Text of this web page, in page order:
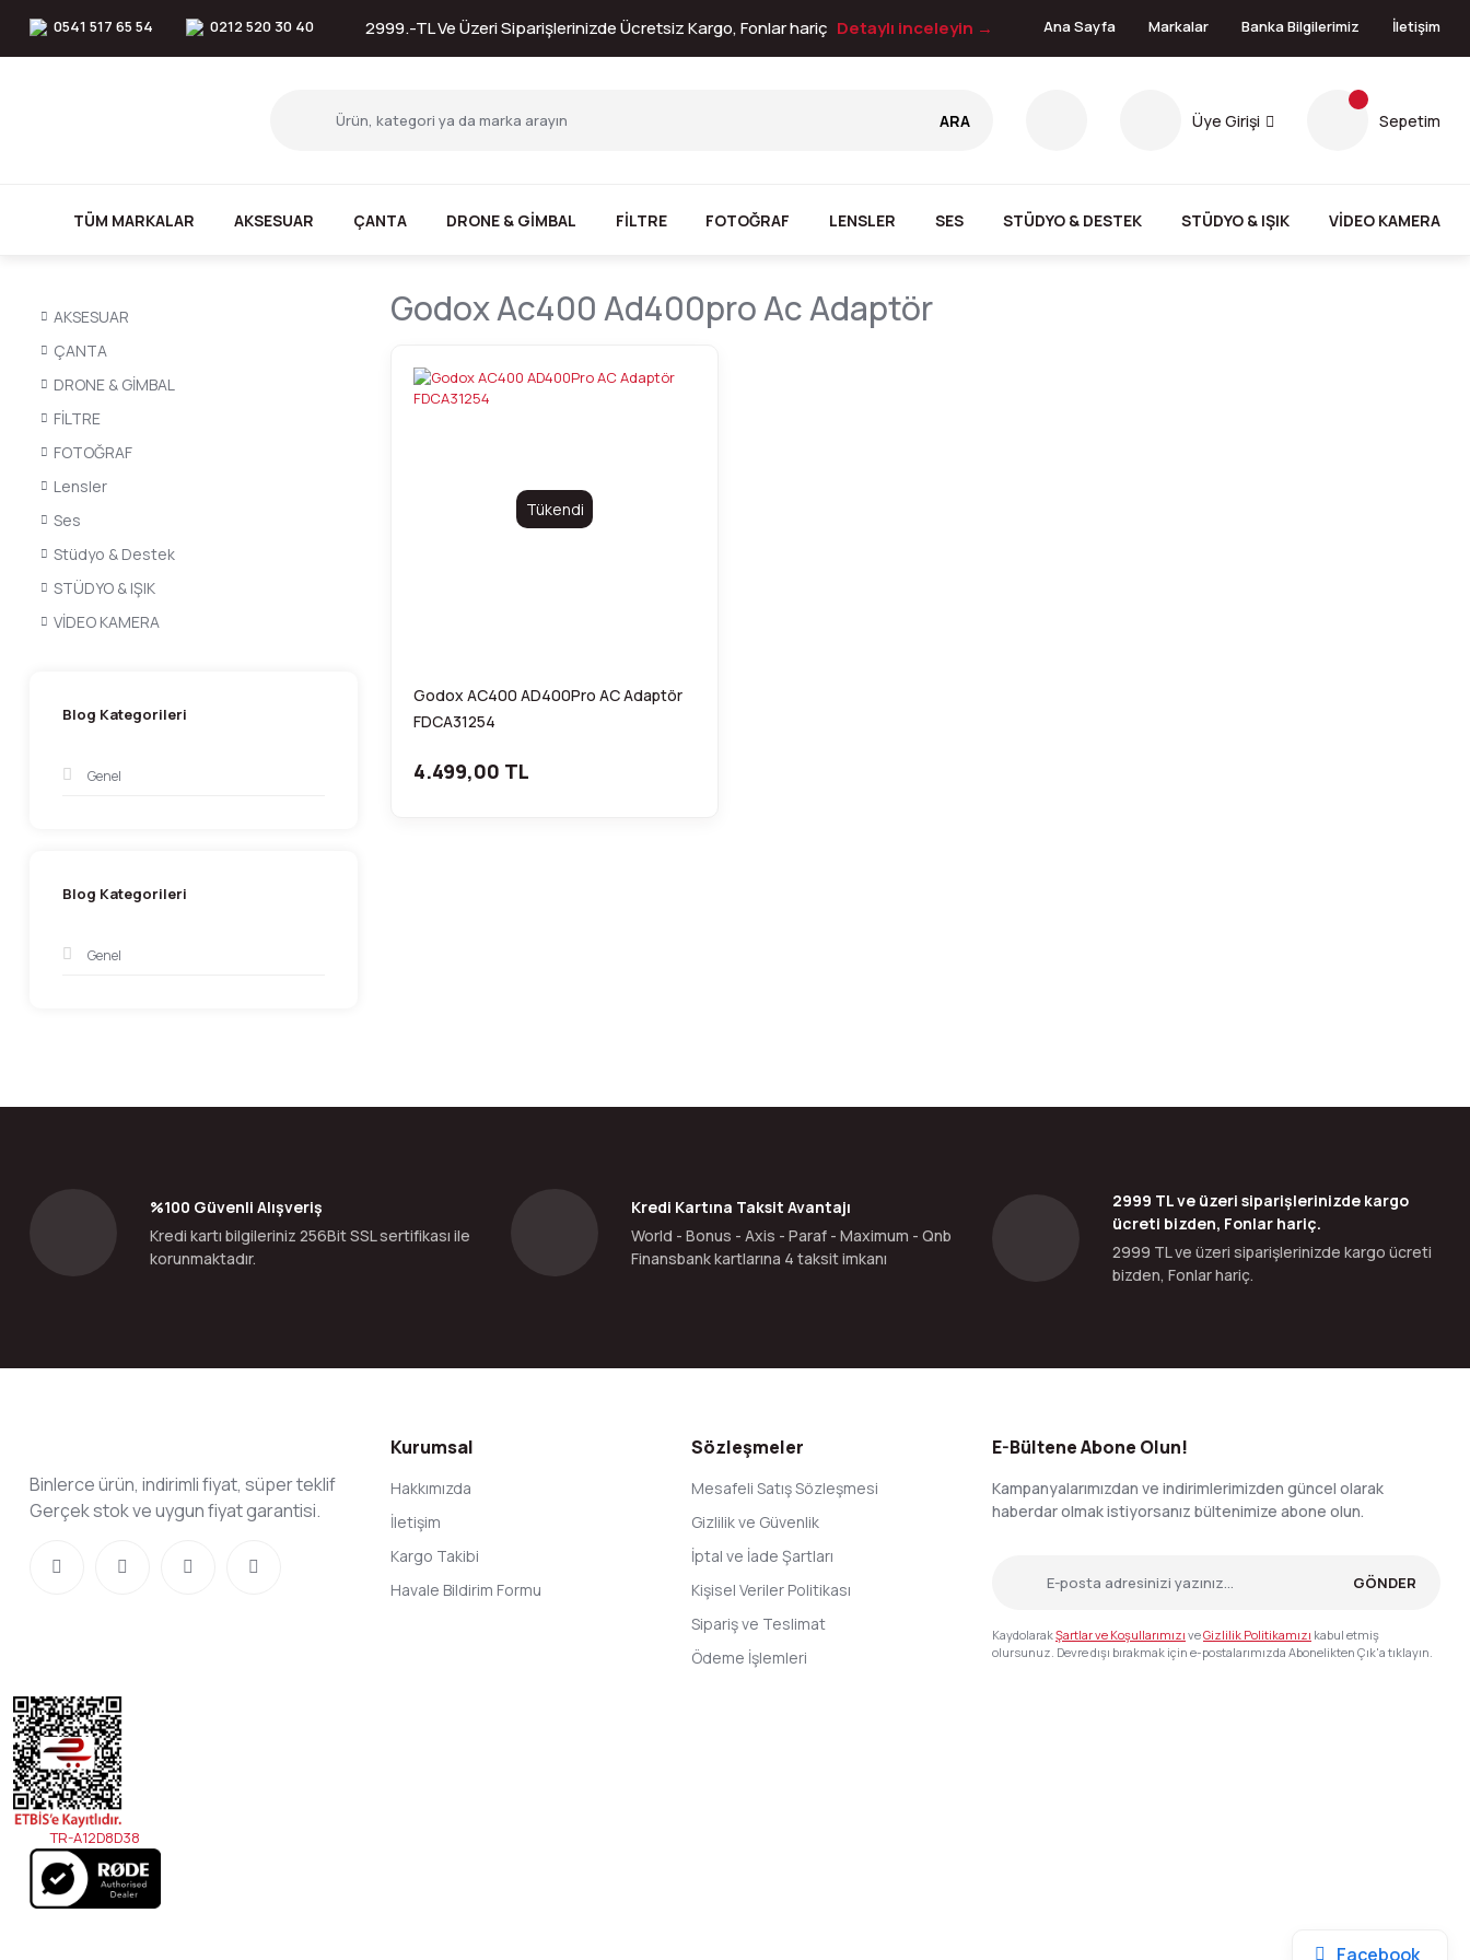
0541 517 65 54 0212 520 30 40 2999.-TL Ve Üzeri Siparişlerinizde Ücretsiz Kargo, Fonlar hariç Detaylı inceleyin → Ana Sayfa Markalar Banka Bilgilerimiz İletişim
ARA Üye Girişi Sepetim
TÜM MARKALAR AKSESUAR ÇANTA DRONE & GİMBAL FİLTRE FOTOĞRAF LENSLER SES STÜDYO & DESTEK STÜDYO & IŞIK VİDEO KAMERA
AKSESUAR
ÇANTA
DRONE & GİMBAL
FİLTRE
FOTOĞRAF
Lensler
Ses
Stüdyo & Destek
STÜDYO & IŞIK
VİDEO KAMERA
Blog Kategorileri
Genel
Blog Kategorileri
Genel
Godox Ac400 Ad400pro Ac Adaptör
Tükendi
Godox AC400 AD400Pro AC Adaptör
FDCA31254
4.499,00 TL
%100 Güvenli Alışveriş
Kredi kartı bilgileriniz 256Bit SSL sertifikası ile
korunmaktadır.
Kredi Kartına Taksit Avantajı
World - Bonus - Axis - Paraf - Maximum - Qnb
Finansbank kartlarına 4 taksit imkanı
2999 TL ve üzeri siparişlerinizde kargo
ücreti bizden, Fonlar hariç.
2999 TL ve üzeri siparişlerinizde kargo ücreti
bizden, Fonlar hariç.
Binlerce ürün, indirimli fiyat, süper teklif
Gerçek stok ve uygun fiyat garantisi.
Kurumsal
Hakkımızda
İletişim
Kargo Takibi
Havale Bildirim Formu
Sözleşmeler
Mesafeli Satış Sözleşmesi
Gizlilik ve Güvenlik
İptal ve İade Şartları
Kişisel Veriler Politikası
Sipariş ve Teslimat
Ödeme İşlemleri
E-Bültene Abone Olun!
Kampanyalarımızdan ve indirimlerimizden güncel olarak
haberdar olmak istiyorsanız bültenimize abone olun.
GÖNDER
KaydolarakŞartlar ve Koşullarımızı veGizlilik Politikamızı kabul etmiş
olursunuz. Devre dışı bırakmak için e-postalarımızda Abonelikten Çık'a tıklayın.
TR-A12D8D38
Facebook